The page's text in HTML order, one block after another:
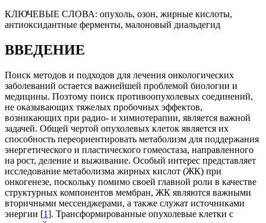
КЛЮЧЕВЫЕ СЛОВА: опухоль, озон, жирные кислоты,
антиоксидантные ферменты, малоновый диальдегид
ВВЕДЕНИЕ
Поиск методов и подходов для лечения онкологических
заболеваний остается важнейшей проблемой биологии и
медицины. Поэтому поиск противоопухолевых соединений,
не оказывающих тяжелых пробочных эффектов,
возникающих при радио- и химиотерапии, является важной
задачей. Общей чертой опухолевых клеток является их
способность переориентировать метаболизм для поддержания
энергетического и пластического гомеостаза, направленного
на рост, деление и выживание. Особый интерес представляет
исследование метаболизма жирных кислот (ЖК) при
онкогенезе, поскольку помимо своей главной роли в качестве
структурных компонентов мембран, ЖК являются важными
вторичными мессенджерами, а также служат источниками
энергии [1]. Трансформированные опухолевые клетки с